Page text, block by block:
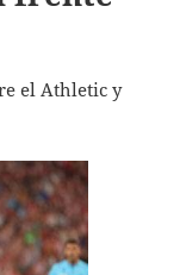
el Athletic y